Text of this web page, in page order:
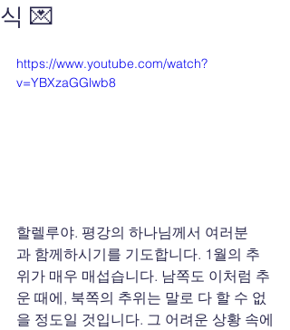
식 💌
https://www.youtube.com/watch?
v=YBXzaGGlwb8
할렐루야. 평강의 하나님께서 여러분
과 함께하시기를 기도합니다. 1월의 추
위가 매우 매섭습니다. 남쪽도 이처럼 추
운 때에, 북쪽의 추위는 말로 다 할 수 없
을 정도일 것입니다. 그 어려운 상황 속에